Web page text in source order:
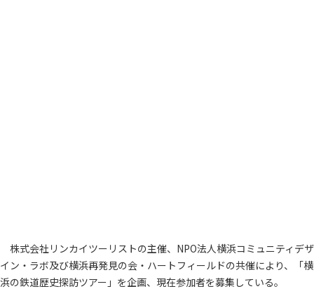
株式会社リンカイツーリストの主催、NPO法人横浜コミュニティデザ
イン・ラボ及び横浜再発見の会・ハートフィールドの共催により、「横
浜の鉄道歴史探訪ツアー」を企画、現在参加者を募集している。